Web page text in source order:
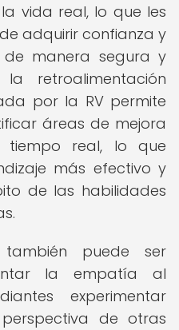
vida real, lo que les
adquirir confianza y
manera segura y
retroalimentación
por la RV permite
áreas de mejora
tiempo real, lo que
más efectivo y
de las habilidades
puede ser
la empatía al
experimentar
de otras